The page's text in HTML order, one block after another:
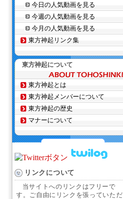
今日の人気動画を見る
今週の人気動画を見る
今月の人気動画を見る
東方神起リンク集
東方神起について
東方神起とは
東方神起メンバーについて
東方神起の歴史
マナーについて
リンクについて
当サイトへのリンクはフリーで
す。ご自由にリンクを張っていただ